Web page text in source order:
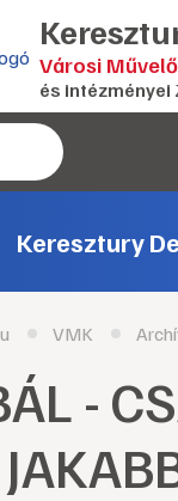
Városi
és intézményei
Keresztury
VMK
-